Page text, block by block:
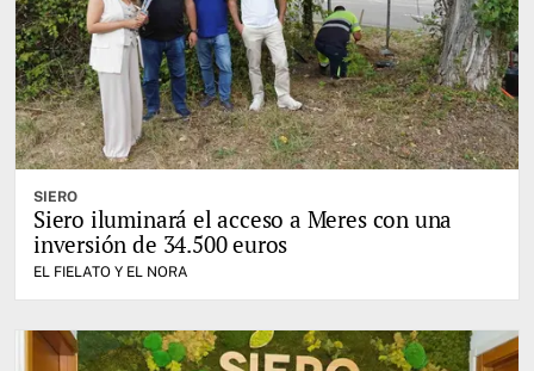
SIERO
Siero iluminará el acceso a Meres con una
inversión de 34.500 euros
EL FIELATO Y EL NORA